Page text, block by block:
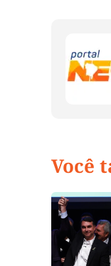
Você